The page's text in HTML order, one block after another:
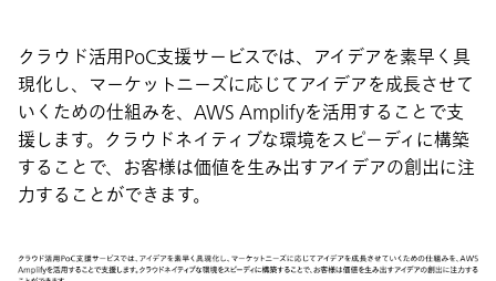
クラウド活用PoC支援サービスでは、アイデアを素早く具
現化し、マーケットニーズに応じてアイデアを成長させて
いくための仕組みを、AWS Amplifyを活用することで支
援します。クラウドネイティブな環境をスピーディに構築
することで、お客様は価値を生み出すアイデアの創出に注
力することができます。